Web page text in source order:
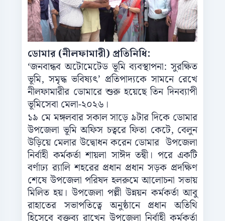
ডোমার (নীলফামারী) প্রতিনিধি:
‘জনবান্ধব অটোমেটেড ভূমি ব্যবস্থাপনা: সুরক্ষিত
ভূমি, সমৃদ্ধ ভবিষ্যৎ’ প্রতিপাদ্যকে সামনে রেখে
নীলফামারীর ডোমারে শুরু হয়েছে তিন দিনব্যাপী
ভূমিসেবা মেলা-২০২৬।
১৯ মে মঙ্গলবার সকাল সাড়ে ৯টার দিকে ডোমার
উপজেলা ভূমি অফিস চত্বরে ফিতা কেটে, বেলুন
উড়িয়ে মেলার উদ্বোধন করেন ডোমার উপজেলা
নির্বাহী কর্মকর্তা শায়লা সাঈদ তন্বী। পরে একটি
বর্ণাঢ্য র‌্যালি শহরের প্রধান প্রধান সড়ক প্রদক্ষিণ
শেষে উপজেলা পরিষদ হলরুমে আলোচনা সভায়
মিলিত হয়। উপজেলা পল্লী উন্নয়ন কর্মকর্তা আবু
রাহাতের সভাপতিত্বে অনুষ্ঠানে প্রধান অতিথি